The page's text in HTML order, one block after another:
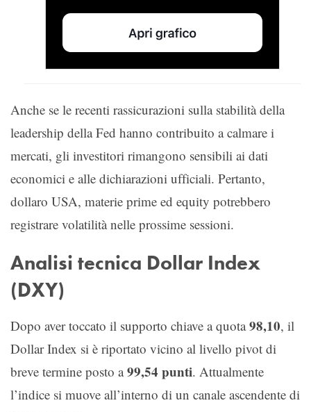
Anche se le recenti rassicurazioni sulla stabilità della
leadership della Fed hanno contribuito a calmare i
mercati, gli investitori rimangono sensibili ai dati
economici e alle dichiarazioni ufficiali. Pertanto,
dollaro USA, materie prime ed equity potrebbero
registrare volatilità nelle prossime sessioni.
Analisi tecnica Dollar Index
(DXY)
Dopo aver toccato il supporto chiave a quota98,10, il
Dollar Index si è riportato vicino al livello pivot di
breve termine posto a99,54 punti. Attualmente
l’indice si muove all’interno di un canale ascendente di